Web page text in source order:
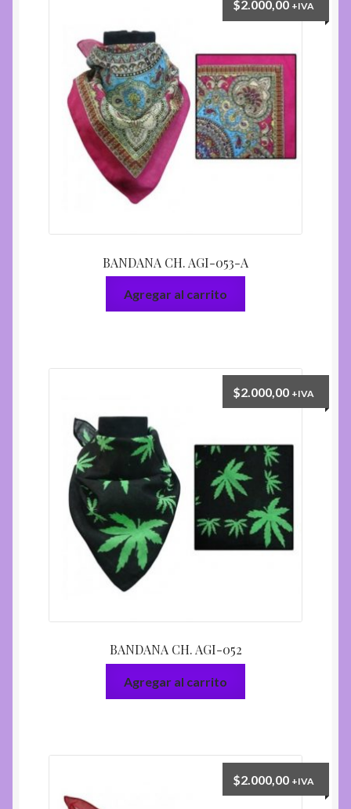
BANDANA CH. AGI-053-A
$2.000,00 +IVA
Agregar al carrito
BANDANA CH. AGI-052
$2.000,00 +IVA
Agregar al carrito
$2.000,00 +IVA